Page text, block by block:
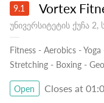
9.1 Vortex
უნივერსიტეტის ქუჩა
Fitness - Aerobics -Yoga
Stretching - Boxing -
Open Closes at